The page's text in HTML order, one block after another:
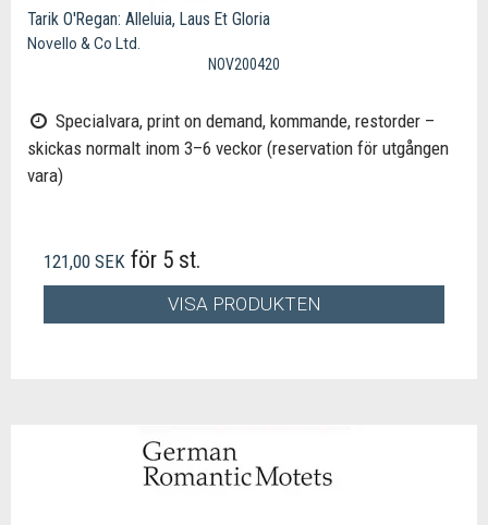
Tarik O'Regan: Alleluia, Laus Et Gloria
Novello & Co Ltd.
NOV200420
Specialvara, print on demand, kommande, restorder –
skickas normalt inom 3–6 veckor (reservation för utgången
vara)
121,00 SEK för 5 st.
VISA PRODUKTEN